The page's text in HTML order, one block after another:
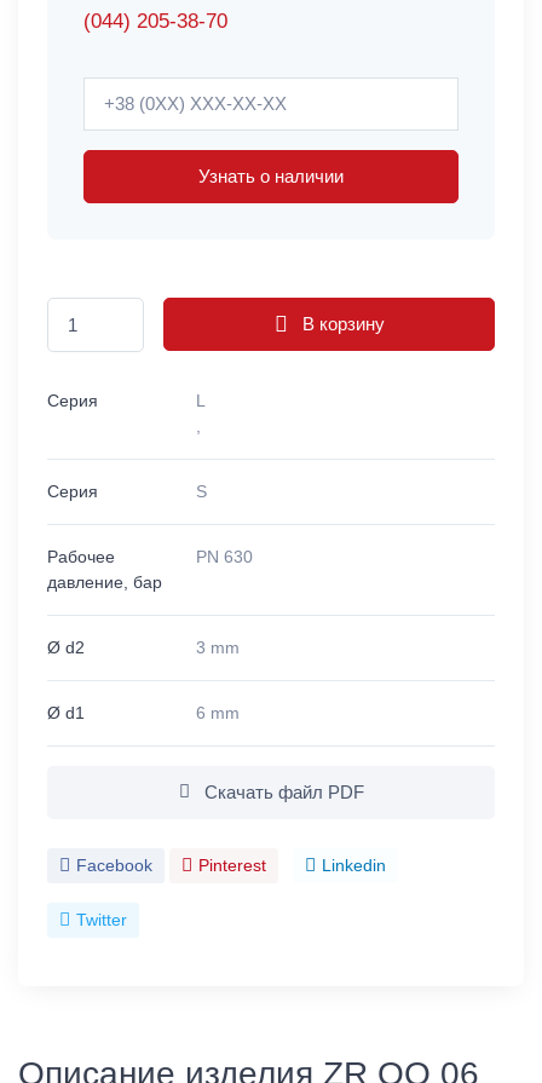
(044) 205-38-70
Узнать о наличии
В корзину
Серия
L
Серия S
Рабочее
давление, бар
PN 630
Ø d2 3 mm
Ø d1 6 mm
Скачать файл PDF
Facebook Pinterest Linkedin
Twitter
Описание изделия ZR OO 06